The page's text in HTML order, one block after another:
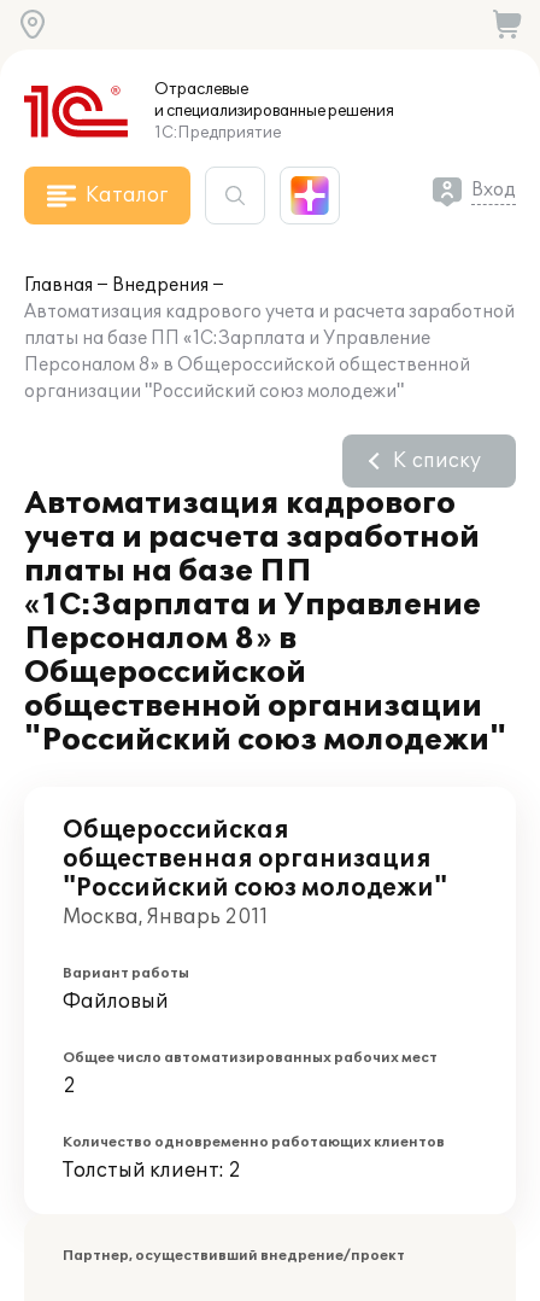
Отраслевые
и специализированныерешения
1С:Предприятие
Каталог Вход
Главная
Внедрения
Автоматизация кадрового учета и расчета заработной
платы на базе ПП «1С:Зарплата и Управление
Персоналом 8» в Общероссийской общественной
организации "Российский союз молодежи"
Автоматизация кадрового
учета и расчета заработной
платы на базе ПП
«1С:Зарплата и Управление
Персоналом 8» в
Общероссийской
общественной организации
"Российский союз молодежи"
К списку
Общероссийская
общественная организация
"Российский союз молодежи"
Москва, Январь 2011
Вариант работы
Файловый
Общее число автоматизированных рабочих мест
2
Количество одновременно работающих клиентов
Толстый клиент: 2
Партнер, осуществивший внедрение/проект